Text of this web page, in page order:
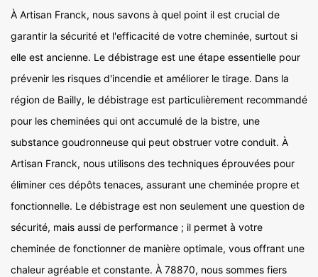
À Artisan Franck, nous savons à quel point il est crucial de
garantir la sécurité et l'efficacité de votre cheminée, surtout si
elle est ancienne. Le débistrage est une étape essentielle pour
prévenir les risques d'incendie et améliorer le tirage. Dans la
région de Bailly, le débistrage est particulièrement recommandé
pour les cheminées qui ont accumulé de la bistre, une
substance goudronneuse qui peut obstruer votre conduit. À
Artisan Franck, nous utilisons des techniques éprouvées pour
éliminer ces dépôts tenaces, assurant une cheminée propre et
fonctionnelle. Le débistrage est non seulement une question de
sécurité, mais aussi de performance ; il permet à votre
cheminée de fonctionner de manière optimale, vous offrant une
chaleur agréable et constante. À 78870, nous sommes fiers